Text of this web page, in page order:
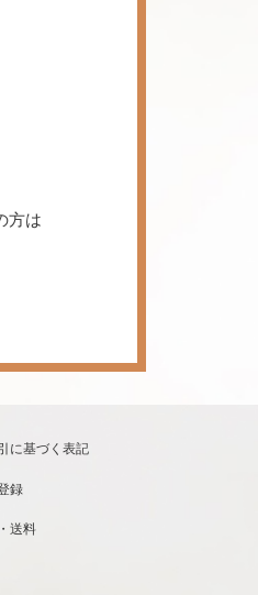
方は
に基づく表記
録
送料